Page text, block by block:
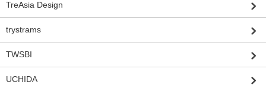
TreAsia Design
trystrams
TWSBI
UCHIDA